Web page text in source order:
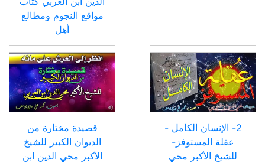
مواقع النجوم ومطالع
أهل
2- الإنسان الكامل -
عقلة المستوفز-
للشيخ الأكبر محي
قصيدة مختارة من
الديوان الكبير للشيخ
الأكبر محي الدين ابن